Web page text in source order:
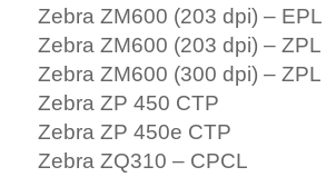
Zebra ZM600 (203 dpi) – EPL
Zebra ZM600 (203 dpi) – ZPL
Zebra ZM600 (300 dpi) – ZPL
Zebra ZP 450 CTP
Zebra ZP 450e CTP
Zebra ZQ310 – CPCL